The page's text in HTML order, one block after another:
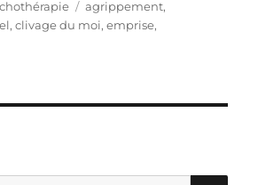
Étiquettes
agrippement,
,clivage du moi,emprise,